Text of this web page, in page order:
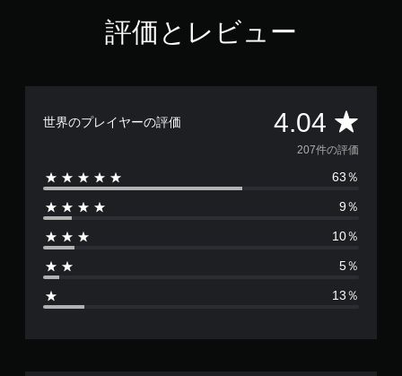
評価とレビュー
世界のプレイヤーの評価 4.04 評
価
数
は
0
207件の評価
63％
9％
10％
5％
13％